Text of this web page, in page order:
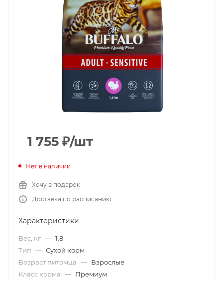
1 755 ₽/шт
Нет в наличии
Хочу в подарок
Доставка по расписанию
Характеристики
Вес, кг — 1.8
Тип — Сухой корм
Возраст питомца — Взрослые
Класс корма — Премиум